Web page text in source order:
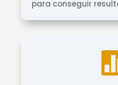
para conseguir